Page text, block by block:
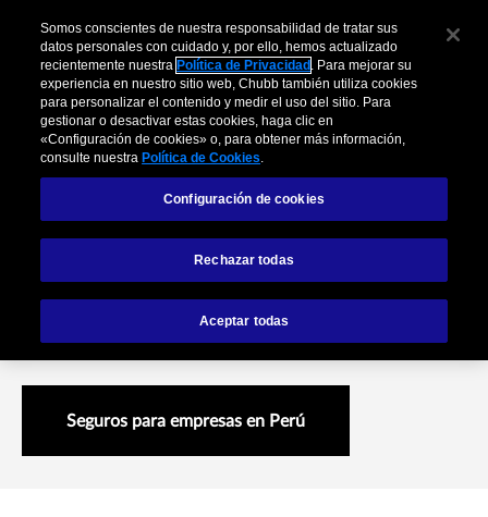
Vida Grupo
Seguros para empresas en Perú
Somos conscientes de nuestra responsabilidad de tratar sus
datos personales con cuidado y, por ello, hemos actualizado
recientemente nuestra Política de Privacidad . Para mejorar su
experiencia en nuestro sitio web, Chubb también utiliza cookies
para personalizar el contenido y medir el uso del sitio. Para
gestionar o desactivar estas cookies, haga clic en
«Configuración de cookies» o, para obtener más información,
consulte nuestra Política de Cookies.
Configuración de cookies
Rechazar todas
Aceptar todas